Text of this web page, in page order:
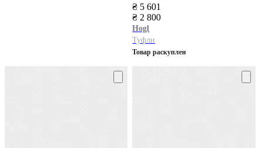
₴ 5 601
₴ 2 800
Hogl
Туфли
Товар раскуплен